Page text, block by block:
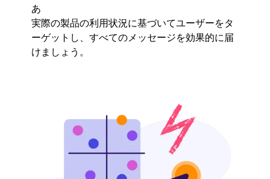
あ
実際の製品の利用状況に基づいてユーザーをタ
ーゲットし、すべてのメッセージを効果的に届
けましょう。